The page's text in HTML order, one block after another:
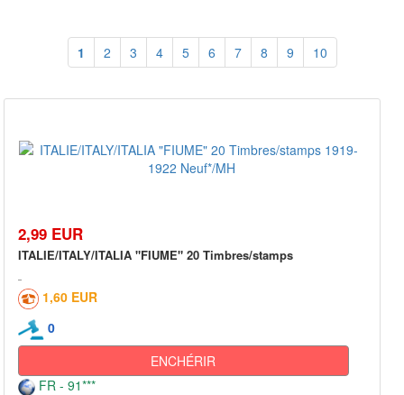
1 2 3 4 5 6 7 8 9 10
2,99 EUR
ITALIE/ITALY/ITALIA "FIUME" 20 Timbres/stamps
1,60 EUR
0
ENCHÉRIR
FR - 91***